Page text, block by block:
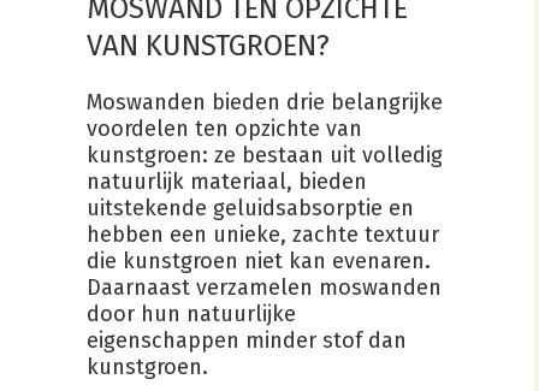
MOSWAND TEN OPZICHTE
VAN KUNSTGROEN?
Moswanden bieden drie belangrijke
voordelen ten opzichte van
kunstgroen: ze bestaan uit volledig
natuurlijk materiaal, bieden
uitstekende geluidsabsorptie en
hebben een unieke, zachte textuur
die kunstgroen niet kan evenaren.
Daarnaast verzamelen moswanden
door hun natuurlijke
eigenschappen minder stof dan
kunstgroen.